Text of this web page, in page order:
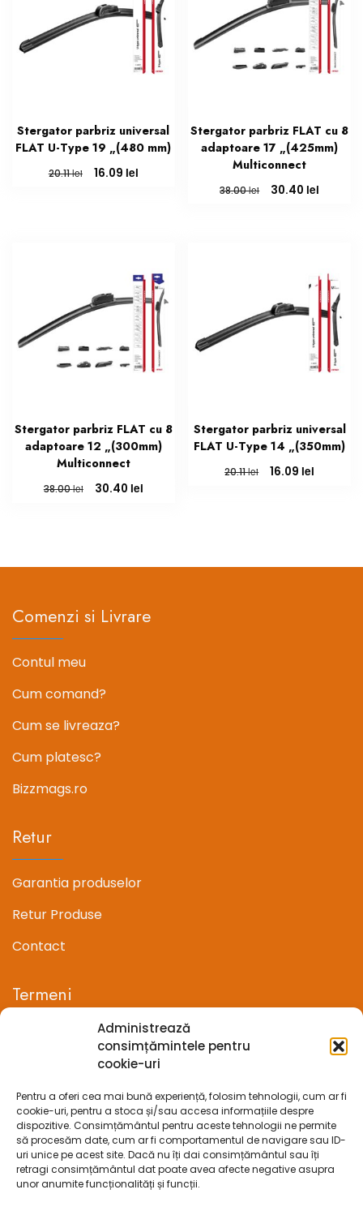
Administrează
consimțămintele pentru
cookie-uri
Pentru a oferi cea mai bună experiență, folosim tehnologii, cum ar fi
cookie-uri, pentru a stoca și/sau accesa informațiile despre
dispozitive. Consimțământul pentru aceste tehnologii ne permite
să procesăm date, cum ar fi comportamentul de navigare sau ID-
uri unice pe acest site. Dacă nu îți dai consimțământul sau îți
retragi consimțământul dat poate avea afecte negative asupra
unor anumite funcționalități și funcții.
Stergator parbriz universal
FLAT U-Type 19 „(480 mm)
20.11lei
Prețul
16.09 leiPrețul
Stergator parbriz FLAT cu 8
adaptoare 17 „(425mm)
Multiconnect
38.00lei
Prețul
30.40 lei
Stergator parbriz FLAT cu 8
adaptoare 12 „(300mm)
Multiconnect
38.00lei
Prețul
30.40 leiPrețul
Stergator parbriz universal
FLAT U-Type 14 „(350mm)
20.11lei
Prețul
16.09 lei
Comenzi si Livrare
Contul meu
Cum comand?
Cum se livreaza?
Cum platesc?
Bizzmags.ro
Retur
Garantia produselor
Retur Produse
Contact
Termeni
Termeni si conditii
Confidentialitate
Politica cookie-uri (UE)
Prelucrarea datelor cu caracter personal
Legal